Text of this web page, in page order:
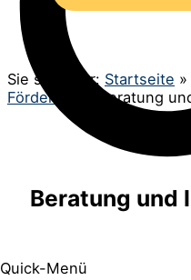
Quick-Menü
Sie sind hier: Startseite »
Förderung
Beratung
Beratung und